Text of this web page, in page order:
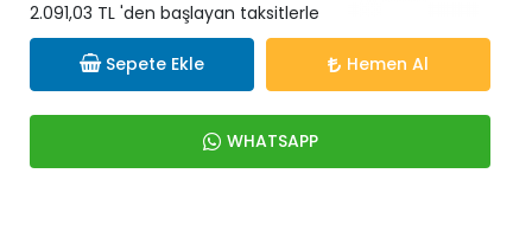
2.091,03 TL 'den başlayan taksitlerle
Sepete Ekle Hemen Al
WHATSAPP